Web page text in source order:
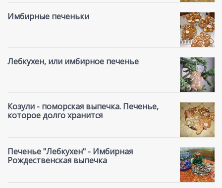
Имбирные печеньки
Лебкухен, или имбирное печенье
Козули - поморская выпечка. Печенье,
которое долго хранится
Печенье "Лебкухен" - Имбирная
Рождественская выпечка